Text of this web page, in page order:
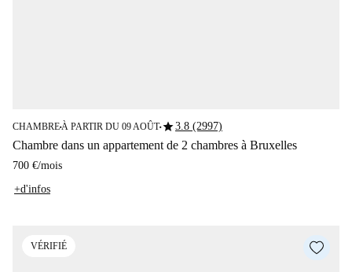
CHAMBRE■À PARTIR DU 09 AOÛT■star3.8 (2997)
Chambre dans un appartement de 2 chambres à Bruxelles
700 €/mois
+d'infos
VÉRIFIÉ